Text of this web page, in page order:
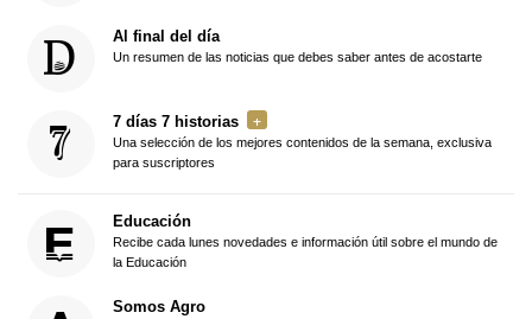
Al final del día
Un resumen de las noticias que debes saber antes de acostarte
7 días 7 historias
Una selección de los mejores contenidos de la semana, exclusiva
para suscriptores
Educación
Recibe cada lunes novedades e información útil sobre el mundo de
la Educación
Somos Agro